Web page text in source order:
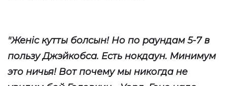
"Женiс кутты болсын! Но по раундам 5-7 в
пользу Джэйкобса. Есть нокдаун. Минимум
это ничья! Вот почему мы никогда не